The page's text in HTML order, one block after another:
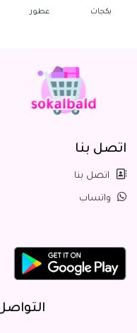
اتصل بنا
اتصل بنا
واتساب